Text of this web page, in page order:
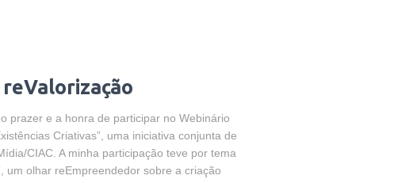
prazer e a honra de participar no Webinário
Criativas”, uma iniciativa conjunta de
CIAC. A minha participação teve por tema
um olhar reEmpreendedor sobre a criação